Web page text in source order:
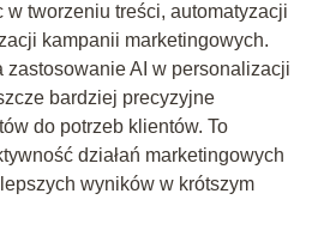
tworzeniu treści, automatyzacji
kampanii marketingowych.
zastosowanie AI w personalizacji
bardziej precyzyjne
do potrzeb klientów. To
działań marketingowych
wyników w krótszym